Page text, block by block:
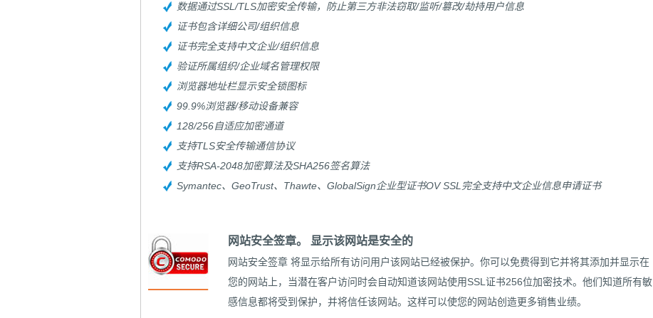
数据通过SSL/TLS加密安全传输，防止第三方非法窃取/监听/篡改/劫持用户信息
证书包含详细公司/组织信息
证书完全支持中文企业/组织信息
验证所属组织/企业域名管理权限
浏览器地址栏显示安全锁图标
99.9%浏览器/移动设备兼容
128/256自适应加密通道
支持TLS安全传输通信协议
支持RSA-2048加密算法及SHA256签名算法
Symantec、GeoTrust、Thawte、GlobalSign企业型证书OV SSL完全支持中文企业信息申请证书
网站安全签章。 显示该网站是安全的
网站安全签章 将显示给所有访问用户该网站已经被保护。你可以免费得到它并将其添加并显示在
您的网站上，当潜在客户访问时会自动知道该网站使用SSL证书256位加密技术。他们知道所有敏
感信息都将受到保护，并将信任该网站。这样可以使您的网站创造更多销售业绩。